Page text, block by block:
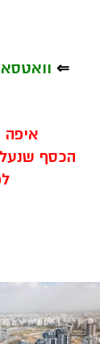
⇐
איפה
הכסף